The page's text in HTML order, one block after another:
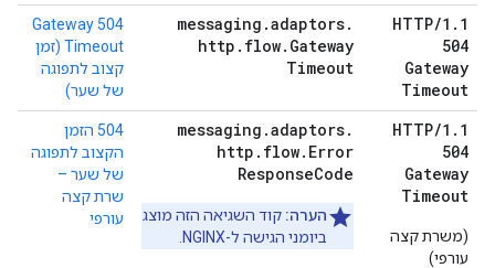
HTTP/1 . 1
504
Gateway
Timeout
messaging .adaptors.
http . flow. Gateway
Timeout
504 Gateway
Timeout (זמן
קצוב לתפוגה
של שער)
HTTP/1 . 1
504
Gateway
Timeout
(משרת קצה
עורפי)
messaging .adaptors.
http . flow. Error
ResponseCode
הערה: קוד השגיאה הזה מוצג
ביומני הגישה ל-NGINX.
504 הזמן
הקצוב לתפוגה
של שער –
שרת קצה
עורפי